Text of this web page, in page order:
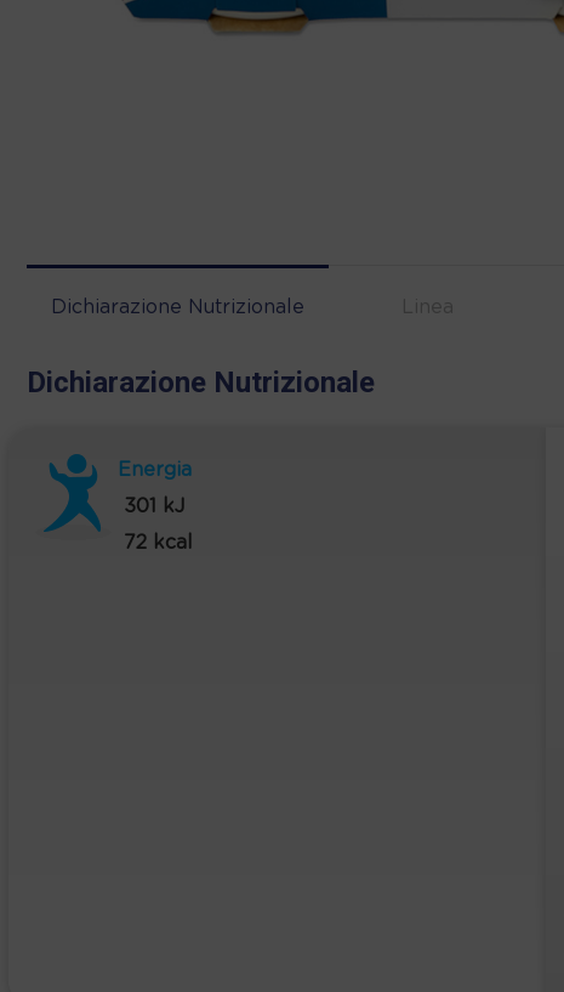
Dichiarazione Nutrizionale
Dichiarazione Nutrizionale
Energia
301 kJ
72 kcal